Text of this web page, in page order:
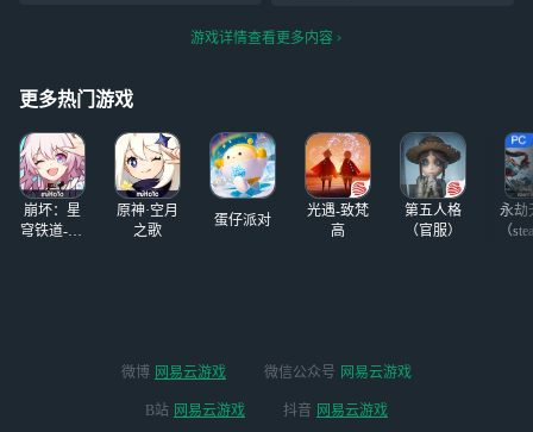
蓝图等你来拿！来
轻松在线畅玩《七
日世界》端手游双
端！ 你可以通过
网易云游戏轻松体
验《七日世界》。
无需下载占用存储
空间，只需一键登
拟器般的体验，兼
操作系统）以及电
【红龙时装】了~
游戏详情查看更多内容
更多热门游戏
崩坏：星
穹铁道-4.4
原神·空月
之歌
蛋仔派对
光遇-致梵
高
第五人格
（官服）
永劫
（
微博 网易云游戏 微信公众号 网易云游戏
B站 网易云游戏 抖音 网易云游戏